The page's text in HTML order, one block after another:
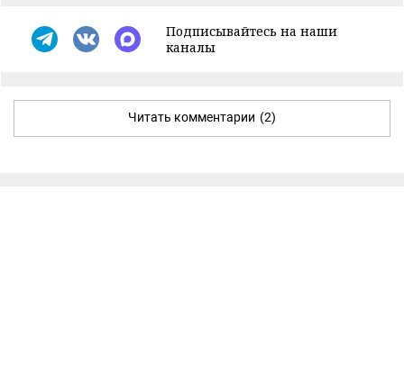
Подписывайтесь на наши
каналы
Читать комментарии (2)